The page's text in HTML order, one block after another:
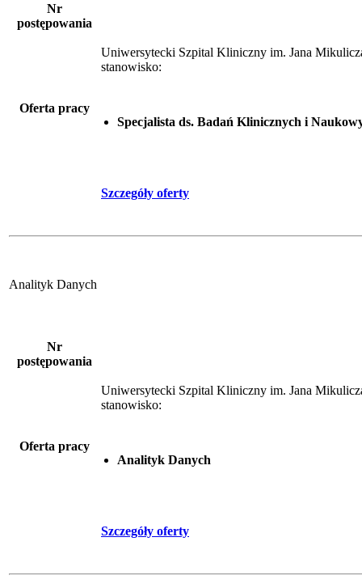
Nr
postępowania
Oferta pracy
Uniwersytecki Szpital Kliniczny im. Jana
stanowisko:
Specjalista ds. Badań Klinicznych i
Szczegóły oferty
Analityk Danych
Nr
postępowania
Oferta pracy
Uniwersytecki Szpital Kliniczny im. Jana
stanowisko:
Analityk Danych
Szczegóły oferty